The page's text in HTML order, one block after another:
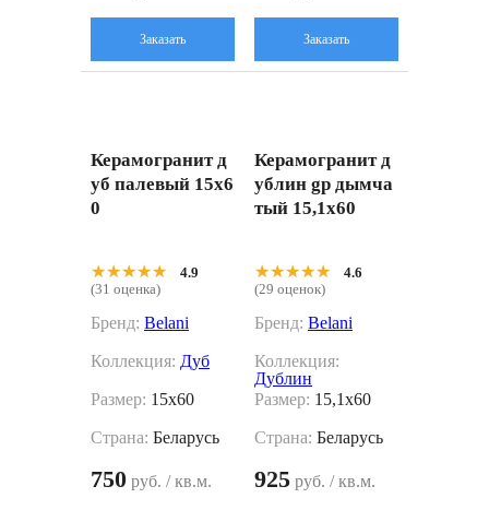
Заказать Заказать
Керамогранит д
уб палевый 15x6
0
★★★★★
★★★★★
4.9
(31 оценка)
Бренд: Belani
Коллекция: Дуб
Размер: 15x60
Страна: Беларусь
750 руб. / кв.м.
Керамогранит д
ублин gp дымча
тый 15,1x60
★★★★★
★★★★★
4.6
(29 оценок)
Бренд: Belani
Коллекция:
Дублин
Размер: 15,1x60
Страна: Беларусь
925 руб. / кв.м.